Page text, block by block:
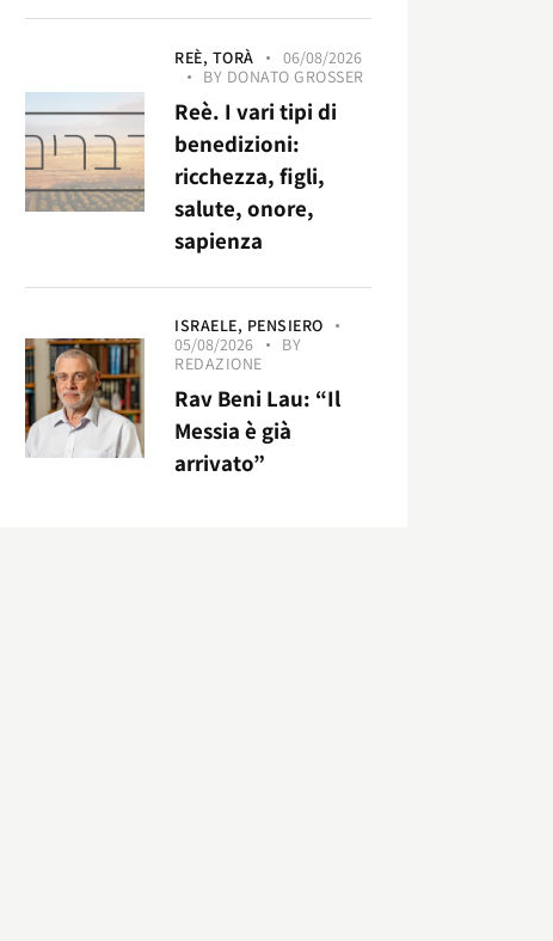
REÈ, TORÀ
06/08/2026
BY DONATO GROSSER
Reè. I vari tipi di
benedizioni:
ricchezza, figli,
salute, onore,
sapienza
ISRAELE, PENSIERO
05/08/2026
BY
REDAZIONE
Rav Beni Lau: “Il
Messia è già
arrivato”